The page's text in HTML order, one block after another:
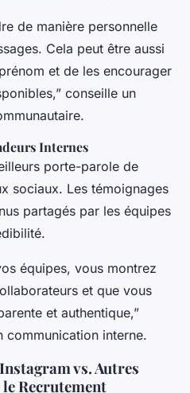
de manière personnelle
Cela peut être aussi
et de les encourager
conseille un
Internes
porte-parole de
sociaux. Les témoignages
partagés par les équipes
équipes, vous montrez
et que vous
et authentique,”
communication interne.
vs. Autres
Recrutement